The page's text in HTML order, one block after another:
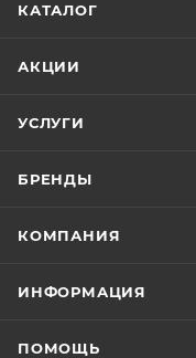
КАТАЛОГ
АКЦИИ
УСЛУГИ
БРЕНДЫ
КОМПАНИЯ
ИНФОРМАЦИЯ
ПОМОЩЬ